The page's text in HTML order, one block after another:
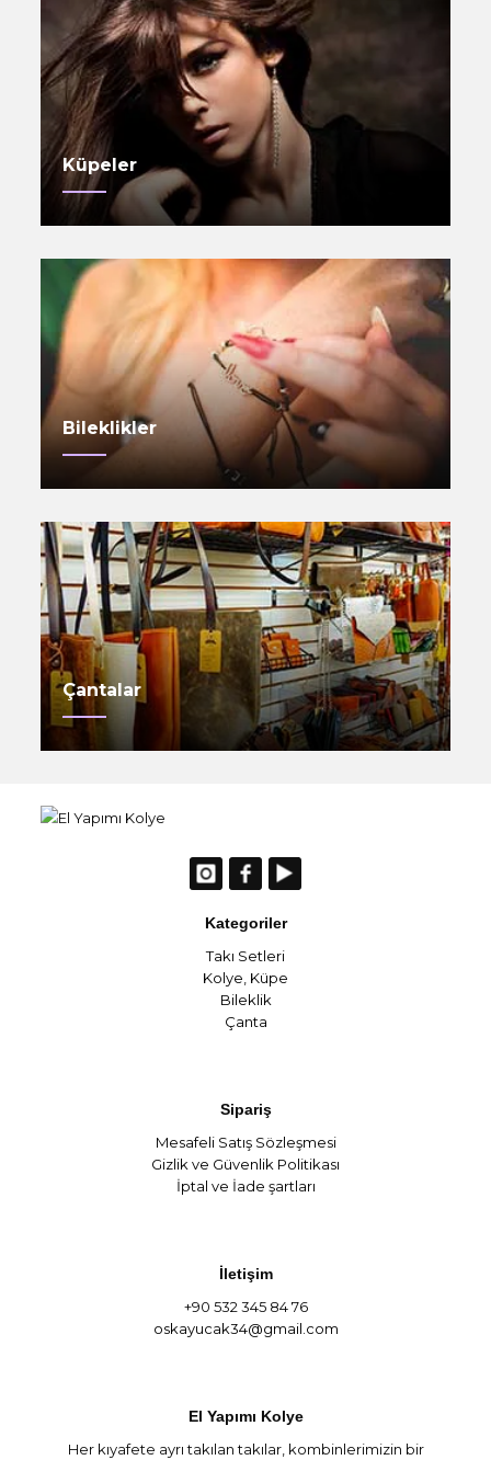
Küpeler
Bileklikler
Çantalar
Kategoriler
Takı Setleri
Kolye, Küpe
Bileklik
Çanta
Sipariş
Mesafeli Satış Sözleşmesi
Gizlik ve Güvenlik Politikası
İptal ve İade şartları
İletişim
+90 532 345 84 76
oskayucak34@gmail.com
El Yapımı Kolye
Her kıyafete ayrı takılan takılar, kombinlerimizin bir